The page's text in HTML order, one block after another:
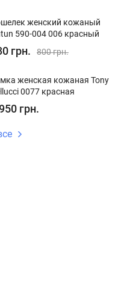
женский кожаный
590-004 006 красный
грн. 800 грн.
женская кожаная Tony
0077 красная
грн.